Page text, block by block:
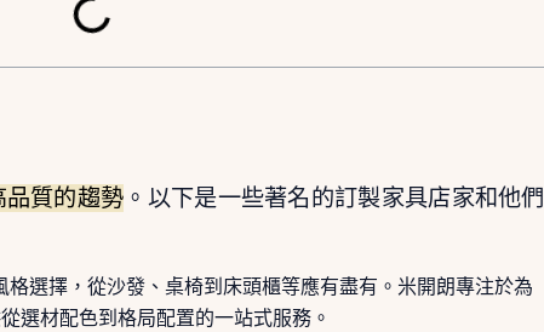
品質的趨勢 。以下是一些著名的訂製家具店家和他們
格選擇，從沙發、桌椅到床頭櫃等應有盡有。米開朗專注於為
選材配色到格局配置的一站式服務。